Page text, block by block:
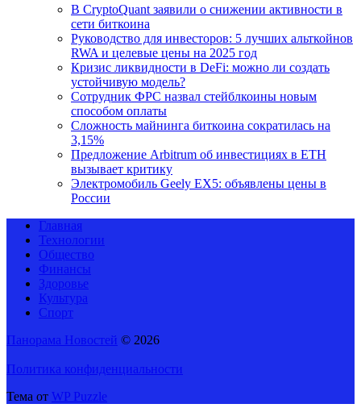
В CryptoQuant заявили о снижении активности в
сети биткоина
Руководство для инвесторов: 5 лучших альткойнов
RWA и целевые цены на 2025 год
Кризис ликвидности в DeFi: можно ли создать
устойчивую модель?
Сотрудник ФРС назвал стейблкоины новым
способом оплаты
Сложность майнинга биткоина сократилась на
3,15%
Предложение Arbitrum об инвестициях в ETH
вызывает критику
Электромобиль Geely EX5: объявлены цены в
России
Главная
Технологии
Общество
Финансы
Здоровье
Культура
Спорт
Панорама Новостей © 2026
Политика конфиденциальности
Тема от WP Puzzle